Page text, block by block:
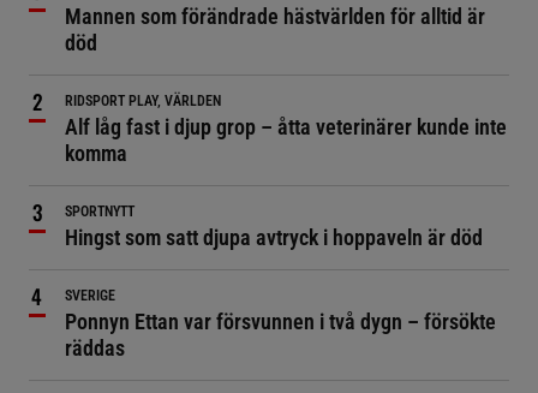
Mannen som förändrade hästvärlden för alltid är
död
RIDSPORT PLAY, VÄRLDEN
Alf låg fast i djup grop – åtta veterinärer kunde inte
komma
SPORTNYTT
Hingst som satt djupa avtryck i hoppaveln är död
SVERIGE
Ponnyn Ettan var försvunnen i två dygn – försökte
räddas